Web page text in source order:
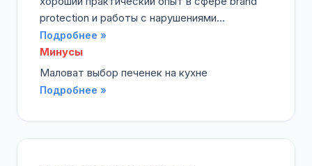
protection и работы с нарушениями...
Подробнее »
Минусы
Маловат выбор печенек на кухне
Подробнее »